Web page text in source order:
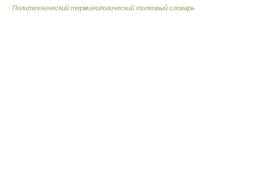
Политехнический терминологический толковый словарь